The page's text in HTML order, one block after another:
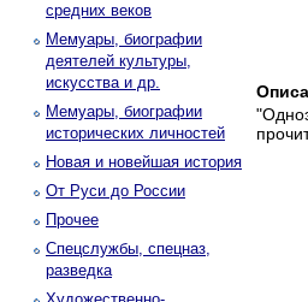
средних веков
Мемуары, биографии
деятелей культуры,
искусства и др.
Мемуары, биографии
исторических личностей
Новая и новейшая история
От Руси до России
Прочее
Спецслужбы, спецназ,
разведка